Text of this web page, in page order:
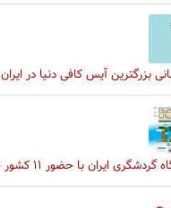
بزرگترین آیس کافی دنیا در ایران
ایران با حضور ۱۱ کشور خارجی